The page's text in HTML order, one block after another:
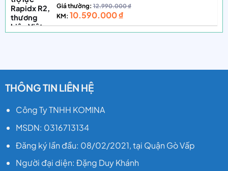
Giá thường:12.990.000₫
KM: 10.590.000₫
THÔNG TIN LIÊN HỆ
Công Ty TNHH KOMINA
MSDN: 0316713134
Đăng ký lần đầu: 08/02/2021, tại Quận Gò Vấp
Người đại diện: Đặng Duy Khánh